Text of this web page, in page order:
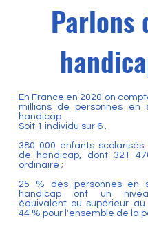
Parlons
En France en 2020 on
millions de personnes en
handicap.
Soit 1 individu sur 6 .
380 000 enfants scolarisés
de handicap, dont 321
ordinaire ;
25 % des personnes en
handicap ont un
équivalent ou supérieur
44 % pour l'ensemble de la